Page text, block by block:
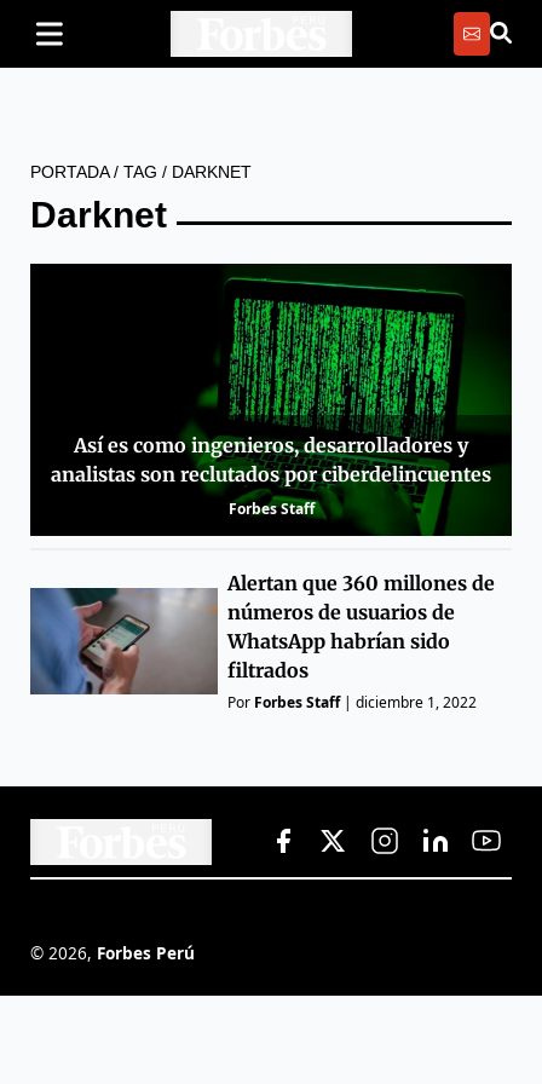
PORTADA/ TAG / DARKNET
Darknet
Así es como ingenieros, desarrolladores y
analistas son reclutados por ciberdelincuentes
Forbes Staff
Alertan que 360 millones de
números de usuarios de
WhatsApp habrían sido
filtrados
Por Forbes Staff|diciembre 1, 2022
© 2026, Forbes Perú